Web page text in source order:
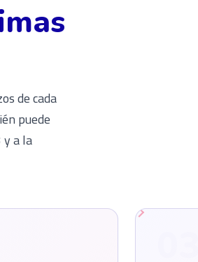
de cada
puede
y a la